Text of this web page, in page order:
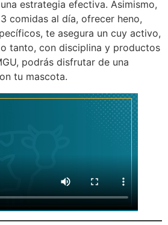
estrategia efectiva. Asimismo,
comidas al día, ofrecer heno,
te asegura un cuy activo,
tanto, con disciplina y productos
podrás disfrutar de una
tu mascota.